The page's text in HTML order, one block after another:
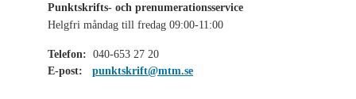
Punktskrifts- och prenumerationsservice
Helgfri måndag till fredag 09:00-11:00
Telefon: 040-653 27 20
E-post:
punktskrift@mtm.se